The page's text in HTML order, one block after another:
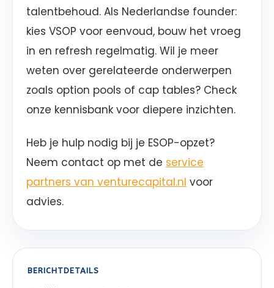
talentbehoud. Als Nederlandse founder:
kies VSOP voor eenvoud, bouw het vroeg
in en refresh regelmatig. Wil je meer
weten over gerelateerde onderwerpen
zoals option pools of cap tables? Check
onze kennisbank voor diepere inzichten.
Heb je hulp nodig bij je ESOP-opzet?
Neem contact op met de service
partners van venturecapital.nl voor
advies.
BERICHTDETAILS